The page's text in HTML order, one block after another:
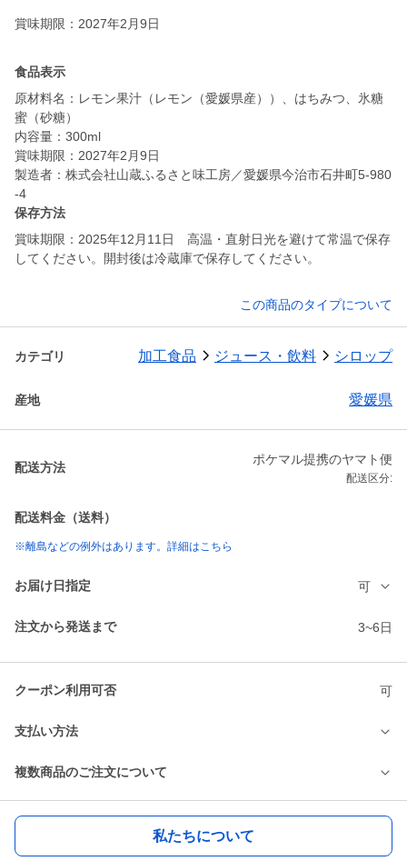
賞味期限：2027年2月9日
食品表示
原材料名：レモン果汁（レモン（愛媛県産））、はちみつ、氷糖
蜜（砂糖）
内容量：300ml
賞味期限：2027年2月9日
製造者：株式会社山蔵ふるさと味工房／愛媛県今治市石井町5-980
-4
保存方法
賞味期限：2025年12月11日 高温・直射日光を避けて常温で保存
してください。開封後は冷蔵庫で保存してください。
この商品のタイプについて
カテゴリ 加工食品 ジュース・飲料 シロップ
産地 愛媛県
配送方法
ポケマル提携のヤマト便
配送区分:
配送料金（送料）
※離島などの例外はあります。詳細はこちら
お届け日指定 可
注文から発送まで 3~6日
クーポン利用可否 可
支払い方法
複数商品のご注文について
私たちについて